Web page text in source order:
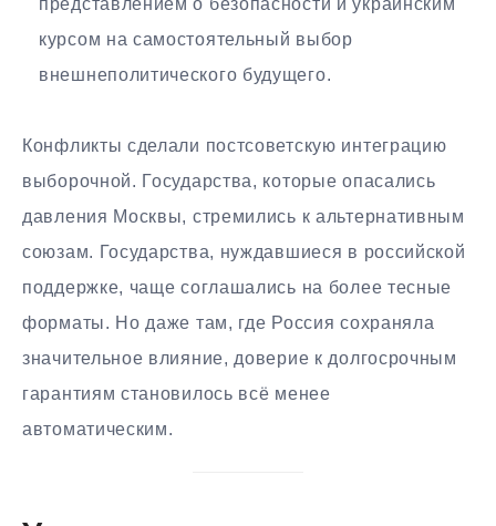
представлением о безопасности и украинским
курсом на самостоятельный выбор
внешнеполитического будущего.
Конфликты сделали постсоветскую интеграцию
выборочной. Государства, которые опасались
давления Москвы, стремились к альтернативным
союзам. Государства, нуждавшиеся в российской
поддержке, чаще соглашались на более тесные
форматы. Но даже там, где Россия сохраняла
значительное влияние, доверие к долгосрочным
гарантиям становилось всё менее
автоматическим.